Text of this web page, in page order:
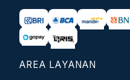
AREA LAYANAN